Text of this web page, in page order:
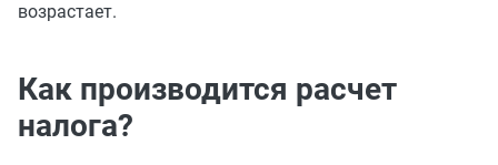
возрастает.
Как производится расчет
налога?